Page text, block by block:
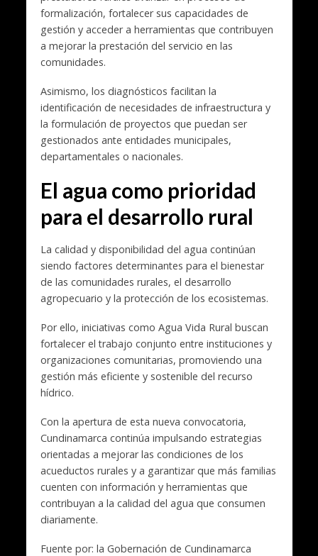
formalización, fortalecer sus capacidades de
gestión y acceder a herramientas que contribuyen
a mejorar la prestación del servicio en las
comunidades.
Asimismo, los diagnósticos facilitan la
identificación de necesidades de infraestructura y
la formulación de proyectos que puedan ser
gestionados ante entidades municipales,
departamentales o nacionales.
El agua como prioridad
para el desarrollo rural
La calidad y disponibilidad del agua continúan
siendo factores determinantes para el bienestar
de las comunidades rurales, el desarrollo
agropecuario y la protección de los ecosistemas.
Por ello, iniciativas como Agua Vida Rural buscan
fortalecer el trabajo conjunto entre instituciones y
organizaciones comunitarias, promoviendo una
gestión más eficiente y sostenible del recurso
hídrico.
Con la apertura de esta nueva convocatoria,
Cundinamarca continúa impulsando estrategias
orientadas a mejorar las condiciones de los
acueductos rurales y a garantizar que más familias
cuenten con información y herramientas que
contribuyan a la calidad del agua que consumen
diariamente.
Fuente por: la Gobernación de Cundinamarca